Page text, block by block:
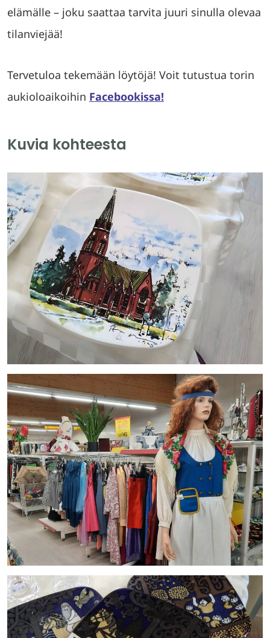
elämälle – joku saattaa tarvita juuri sinulla olevaa
tilanviejää!
Tervetuloa tekemään löytöjä! Voit tutustua torin
aukioloaikoihin Facebookissa!
Kuvia kohteesta